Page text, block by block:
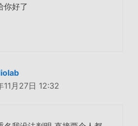
你好了
11月27日 12:32